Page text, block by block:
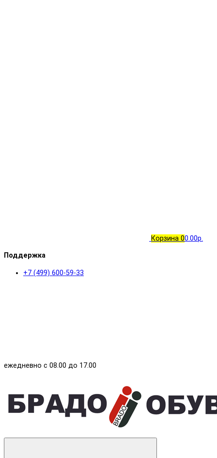
Корзина 00.00р.
Поддержка
+7 (499) 600-59-33
ежедневно с 08.00 до 17.00